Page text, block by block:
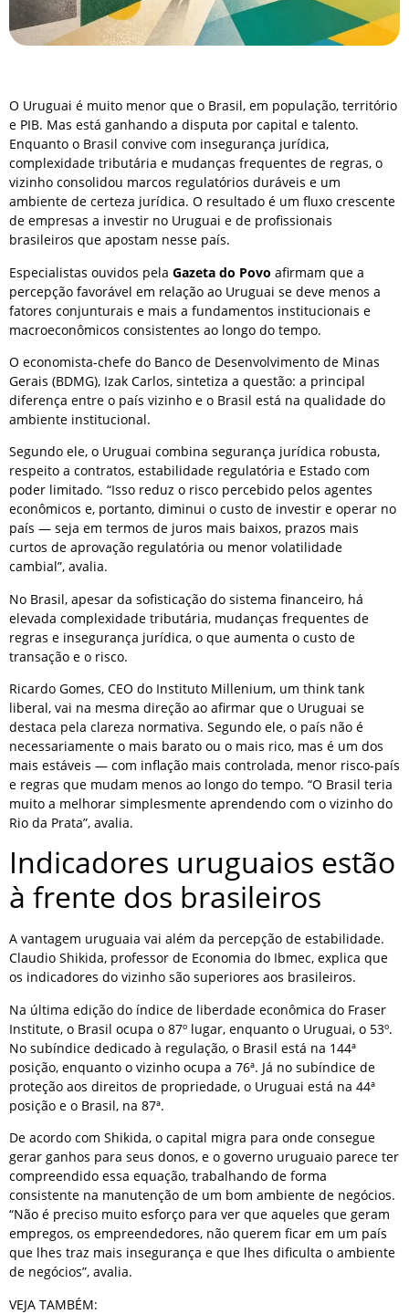
O Uruguai é muito menor que o Brasil, em população, território
e PIB. Mas está ganhando a disputa por capital e talento.
Enquanto o Brasil convive com insegurança jurídica,
complexidade tributária e mudanças frequentes de regras, o
vizinho consolidou marcos regulatórios duráveis e um
ambiente de certeza jurídica. O resultado é um fluxo crescente
de empresas a investir no Uruguai e de profissionais
brasileiros que apostam nesse país.
Especialistas ouvidos pela Gazeta do Povo afirmam que a
percepção favorável em relação ao Uruguai se deve menos a
fatores conjunturais e mais a fundamentos institucionais e
macroeconômicos consistentes ao longo do tempo.
O economista-chefe do Banco de Desenvolvimento de Minas
Gerais (BDMG), Izak Carlos, sintetiza a questão: a principal
diferença entre o país vizinho e o Brasil está na qualidade do
ambiente institucional.
Segundo ele, o Uruguai combina segurança jurídica robusta,
respeito a contratos, estabilidade regulatória e Estado com
poder limitado. “Isso reduz o risco percebido pelos agentes
econômicos e, portanto, diminui o custo de investir e operar no
país — seja em termos de juros mais baixos, prazos mais
curtos de aprovação regulatória ou menor volatilidade
cambial”, avalia.
No Brasil, apesar da sofisticação do sistema financeiro, há
elevada complexidade tributária, mudanças frequentes de
regras e insegurança jurídica, o que aumenta o custo de
transação e o risco.
Ricardo Gomes, CEO do Instituto Millenium, um think tank
liberal, vai na mesma direção ao afirmar que o Uruguai se
destaca pela clareza normativa. Segundo ele, o país não é
necessariamente o mais barato ou o mais rico, mas é um dos
mais estáveis — com inflação mais controlada, menor risco-país
e regras que mudam menos ao longo do tempo. “O Brasil teria
muito a melhorar simplesmente aprendendo com o vizinho do
Rio da Prata”, avalia.
Indicadores uruguaios estão
à frente dos brasileiros
A vantagem uruguaia vai além da percepção de estabilidade.
Claudio Shikida, professor de Economia do Ibmec, explica que
os indicadores do vizinho são superiores aos brasileiros.
Na última edição do índice de liberdade econômica do Fraser
Institute, o Brasil ocupa o 87º lugar, enquanto o Uruguai, o 53º.
No subíndice dedicado à regulação, o Brasil está na 144ª
posição, enquanto o vizinho ocupa a 76ª. Já no subíndice de
proteção aos direitos de propriedade, o Uruguai está na 44ª
posição e o Brasil, na 87ª.
De acordo com Shikida, o capital migra para onde consegue
gerar ganhos para seus donos, e o governo uruguaio parece ter
compreendido essa equação, trabalhando de forma
consistente na manutenção de um bom ambiente de negócios.
“Não é preciso muito esforço para ver que aqueles que geram
empregos, os empreendedores, não querem ficar em um país
que lhes traz mais insegurança e que lhes dificulta o ambiente
de negócios”, avalia.
VEJA TAMBÉM: